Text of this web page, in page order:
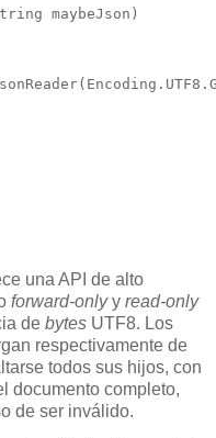
maybeJson)
una API de alto
forward-onlyy read-only
de bytes UTF8. Los
respectivamente de
todos sus hijos, con
documento completo,
de ser inválido.